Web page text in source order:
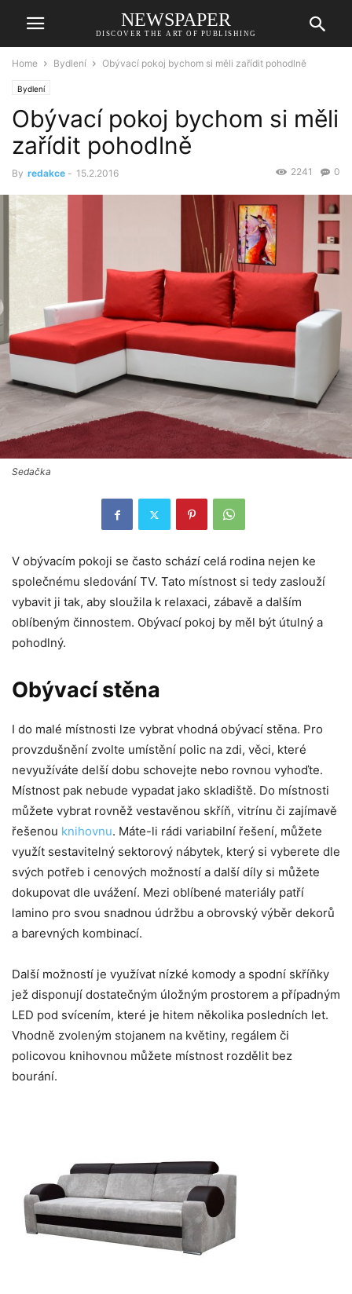
NEWSPAPER
DISCOVER THE ART OF PUBLISHING
Home Bydlení Obývací pokoj bychom si měli zařídit pohodlně
Bydlení
Obývací pokoj bychom si měli
zařídit pohodlně
By redakce - 15.2.2016 0
2241
Sedačka
V obývacím pokoji se často schází celá rodina nejen ke
společnému sledování TV. Tato místnost si tedy zaslouží
vybavit ji tak, aby sloužila k relaxaci, zábavě a dalším
oblíbeným činnostem. Obývací pokoj by měl být útulný a
pohodlný.
Obývací stěna
I do malé místnosti lze vybrat vhodná obývací stěna. Pro
provzdušnění zvolte umístění polic na zdi, věci, které
nevyužíváte delší dobu schovejte nebo rovnou vyhoďte.
Místnost pak nebude vypadat jako skladiště. Do místnosti
můžete vybrat rovněž vestavěnou skříň, vitrínu či zajímavě
řešenou knihovnu. Máte-li rádi variabilní řešení, můžete
využít sestavitelný sektorový nábytek, který si vyberete dle
svých potřeb i cenových možností a další díly si můžete
dokupovat dle uvážení. Mezi oblíbené materiály patří
lamino pro svou snadnou údržbu a obrovský výběr dekorů
a barevných kombinací.
Další možností je využívat nízké komody a spodní skříňky
jež disponují dostatečným úložným prostorem a případným
LED pod svícením, které je hitem několika posledních let.
Vhodně zvoleným stojanem na květiny, regálem či
policovou knihovnou můžete místnost rozdělit bez
bourání.